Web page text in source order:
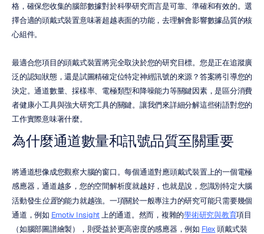
格，確保您收集的腦部數據對於科學研究而言是可靠、準確和有效的。選
擇合適的頭戴式裝置意味著超越表面的功能，去理解會影響數據品質的核
心組件。
最適合您項目的頭戴式裝置將完全取決於您的研究目標。您是正在追蹤廣
泛的認知狀態，還是試圖精確定位特定神經訊號的來源？答案將引導您的
決定。通道數量、採樣率、電極類型和降噪能力等關鍵因素，是區分消費
者健康小工具與強大研究工具的關鍵。讓我們來詳細分解這些術語對您的
工作實際意味著什麼。
為什麼通道數量和訊號品質至關重要
將通道想像成您觀察大腦的窗口。每個通道對應頭戴式裝置上的一個電極
感應器，通道越多，您的空間解析度就越好，也就是說，您識別特定大腦
活動發生位置的能力就越強。一項關於一般專注力的研究可能只需要幾個
通道，例如 Emotiv Insight 上的通道。然而，複雜的學術研究與教育項目
（如腦部圖譜繪製），則受益於更高密度的感應器，例如 Flex 頭戴式裝